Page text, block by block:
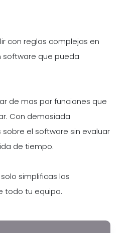
con reglas complejas en
software que pueda
de mas por funciones que
Con demasiada
el software sin evaluar
de tiempo.
simplificas las
todo tu equipo.